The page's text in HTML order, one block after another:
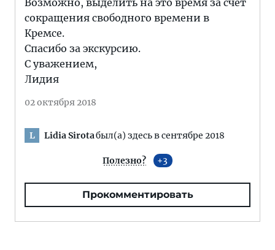
Возможно, выделить на это время за счет
сокращения свободного времени в
Кремсе.
Спасибо за экскурсию.
С уважением,
Лидия
02 октября 2018
L Lidia Sirotaбыл(а) здесь в сентябре 2018
Полезно? 3
Прокомментировать